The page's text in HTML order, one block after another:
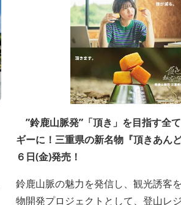
”鈴鹿山脈発”「頂き」を目指す全
ギーに！三重県の新名物『頂きあん
６日(金)発売！
鈴鹿山脈の魅力を発信し、観光誘客
物開発プロジェクトとして、登山レ